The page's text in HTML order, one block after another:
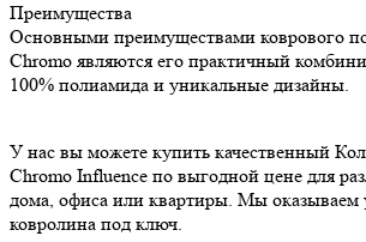
Преимущества
Основными преимуществами коврового
Chromo являются его практичный
100% полиамида и уникальные дизайны.
У нас вы можете купить качественный
Chromo Influence по выгодной цене для
дома, офиса или квартиры. Мы оказываем
ковролина под ключ.